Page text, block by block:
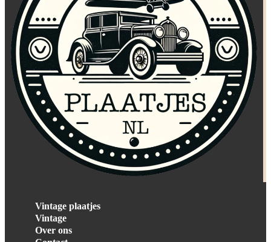
Vintage plaatjes
Vintage
Over ons